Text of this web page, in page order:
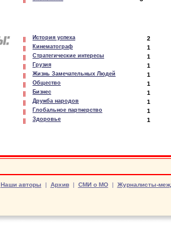
История успеха 2
Кинематограф 1
Стратегические интересы 1
Грузия 1
Жизнь Замечательных Людей 1
Общество 1
Бизнес 1
Дружба народов 1
Глобальное партнерство 1
Здоровье 1
Наши авторы | Архив| СМИ о МО| Журналисты-